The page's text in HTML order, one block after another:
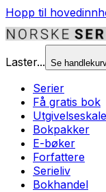
Hopp til
Laster... Se
Serier
Få gratis bok
Bokpakker
E-bøker
Forfattere
Serieliv
Bokhandel